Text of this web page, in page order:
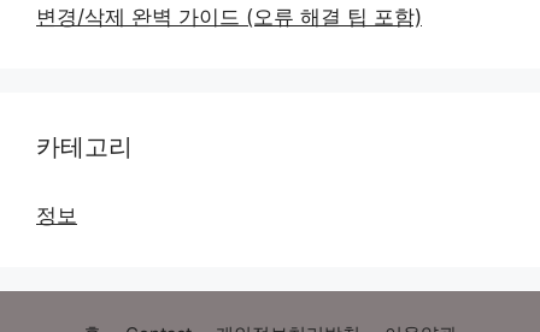
변경/삭제 완벽 가이드 (오류 해결 팁 포함)
카테고리
정보